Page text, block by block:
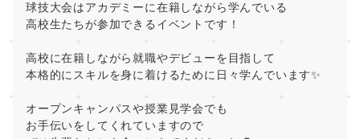
球技大会はアカデミーに在籍しながら学んでいる
高校生たちが参加できるイベントです！
高校に在籍しながら就職やデビューを目指して
本格的にスキルを身に着けるために日々学んでいます✨
オープンキャンパスや授業見学会でも
お手伝いをしてくれていますので